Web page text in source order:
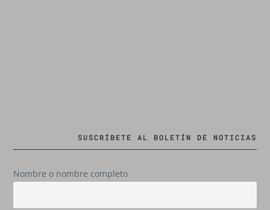
SUSCRÍBETE AL BOLETÍN DE NOTICIAS
Nombre o nombre completo